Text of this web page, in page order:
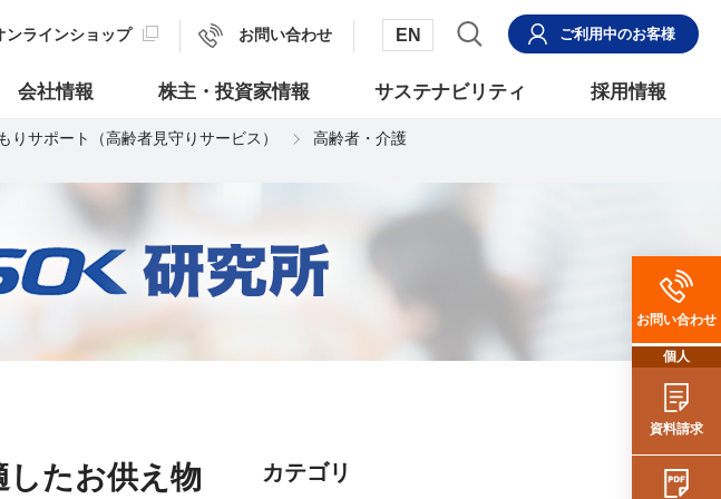
ンラインショップ お問い合わせ EN ご利用中のお客様
会社情報 株主・投資家情報 サステナビリティ 採用情報
りサポート（高齢者見守りサービス）
高齢者・介護
したお供え物 カテゴリ
お問い合わせ
個人
資料請求